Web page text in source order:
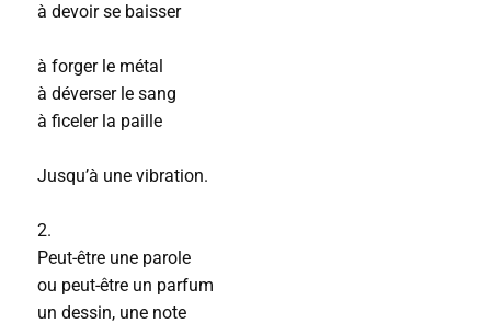
à devoir se baisser
à forger le métal
à déverser le sang
à ficeler la paille
Jusqu’à une vibration.
2.
Peut-être une parole
ou peut-être un parfum
un dessin, une note